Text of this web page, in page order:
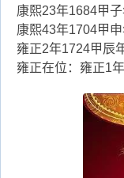
康熙23年1684甲
康熙43年1704甲
雍正2年1724甲辰
雍正在位：雍正1